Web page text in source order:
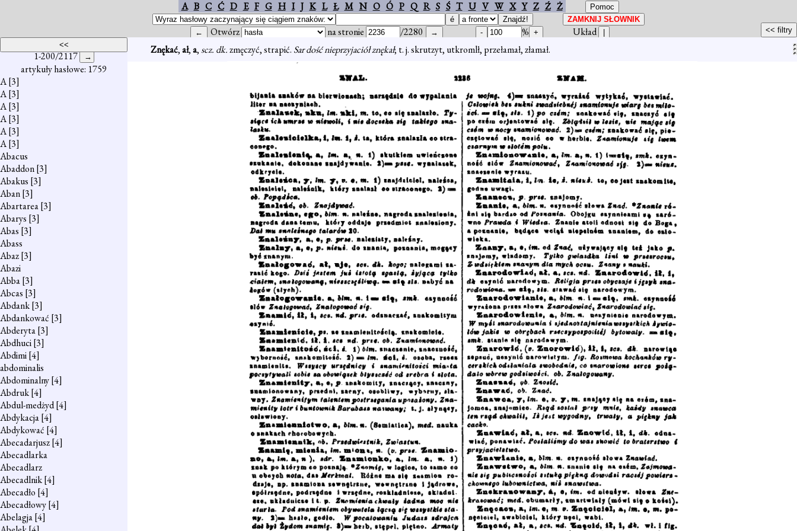
A B C Ć D E F G H I J K L Ł M N O Ó P Q R S Ś T U V W X Y Z Ź Ż
Otwórz na stronie /2280 %
Układ
1-200/2117
artykuły hasłowe: 1759
A[3]
A[3]
A[3]
A[3]
A[3]
A[3]
Abacus
Abaddon[3]
Abakus [3]
Aban[3]
Abartarea[3]
Abarys [3]
Abas [3]
Abass
Abaz[3]
Abazi
Abba[3]
Abcas [3]
Abdank[3]
Abdankować [3]
Abderyta[3]
Abdhuci[3]
Abdimi[4]
abdominalis
Abdominalny[4]
Abdruk[4]
Abdul-medżyd[4]
Abdykacja[4]
Abdykować [4]
Abecadarjusz[4]
Abecadlarka
Abecadlarz
Abecadlnik[4]
Abecadło [4]
Abecadłowy[4]
Abelagja[4]
Znękać,ał,a,scz. dk.zmęczyć, strapić. Sar dość nieprzyjaciół znękał; t. j. skrutzyt, utkromlł, przełamał, złamał.